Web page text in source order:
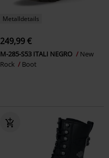
Metalldetails
249,99 €
M-285-S53 ITALI NEGRO
New
Rock
Boot